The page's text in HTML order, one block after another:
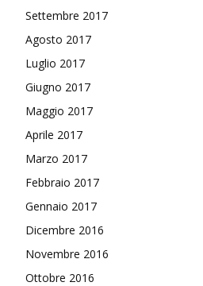
Settembre 2017
Agosto 2017
Luglio 2017
Giugno 2017
Maggio 2017
Aprile 2017
Marzo 2017
Febbraio 2017
Gennaio 2017
Dicembre 2016
Novembre 2016
Ottobre 2016